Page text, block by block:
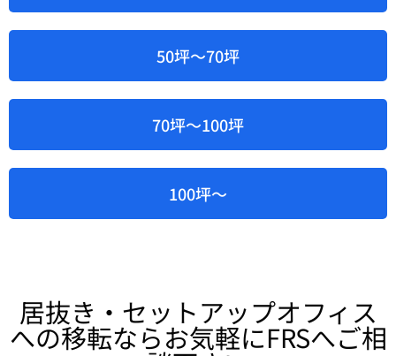
50坪～70坪
70坪～100坪
100坪～
居抜き・セットアップオフィス
への移転ならお気軽にFRSへご相